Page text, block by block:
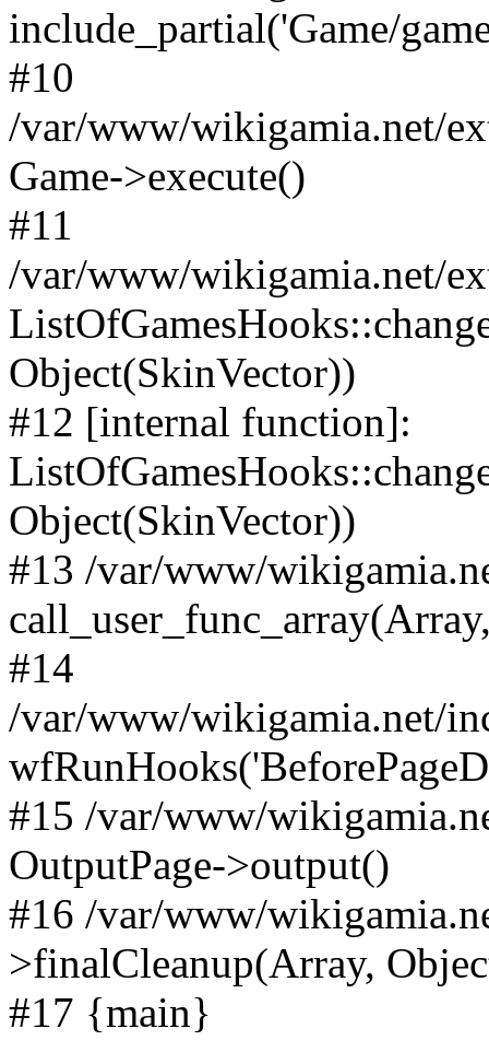
include_partial('Game/
#10
/var/www/wikigamia.net/
Game->execute()
#11
/var/www/wikigamia.net/
Object(SkinVector))
#12 [internal function]:
Object(SkinVector))
#13 /var/www/
#14
/var/www/wikigamia.net/
#15 /var/www/
OutputPage->output()
#16 /var/www/
>finalCleanup(Array,
#17 {main}